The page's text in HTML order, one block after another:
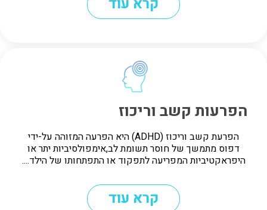
הפרעות קשב וריכוז
הפרעת קשב וריכוז (ADHD) היא הפרעה המזוהה על-ידי
דפוס מתמשך של חוסר תשומת לב,אימפולסיביות יתר או
היפראקטיביות המפריעה לתפקוד או התפתחותו של הילד....
קרא עוד